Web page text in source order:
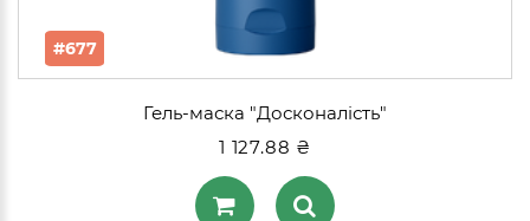
#677
Гель-маска "Досконалість"
1 127.88 ₴